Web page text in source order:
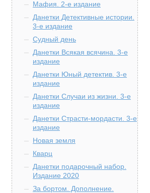
Мафия. 2-е издание
Данетки Детективные истории.
3-е издание
Судный день
Данетки Всякая всячина. 3-е
издание
Данетки Юный детектив. 3-е
издание
Данетки Случаи из жизни. 3-е
издание
Данетки Страсти-мордасти. 3-е
издание
Новая земля
Кварц
Данетки подарочный набор.
Издание 2020
За бортом. Дополнение.